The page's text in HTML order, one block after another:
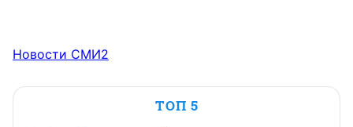
Новости СМИ2
ТОП 5